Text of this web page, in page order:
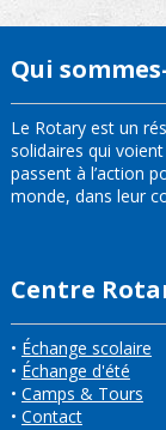
Qui
Le Rotary est un
solidaires qui
passent à l’action
monde, dans leur
Centre
• Échange scolaire
• Échange d'été
• Camps & Tours
• Contact